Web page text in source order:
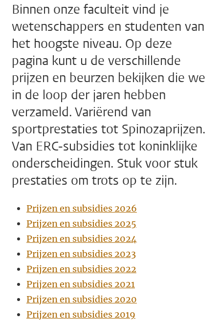
Binnen onze faculteit vind je
wetenschappers en studenten van
het hoogste niveau. Op deze
pagina kunt u de verschillende
prijzen en beurzen bekijken die we
in de loop der jaren hebben
verzameld. Variërend van
sportprestaties tot Spinozaprijzen.
Van ERC-subsidies tot koninklijke
onderscheidingen. Stuk voor stuk
prestaties om trots op te zijn.
Prijzen en subsidies 2026
Prijzen en subsidies 2025
Prijzen en subsidies 2024
Prijzen en subsidies 2023
Prijzen en subsidies 2022
Prijzen en subsidies 2021
Prijzen en subsidies 2020
Prijzen en subsidies 2019